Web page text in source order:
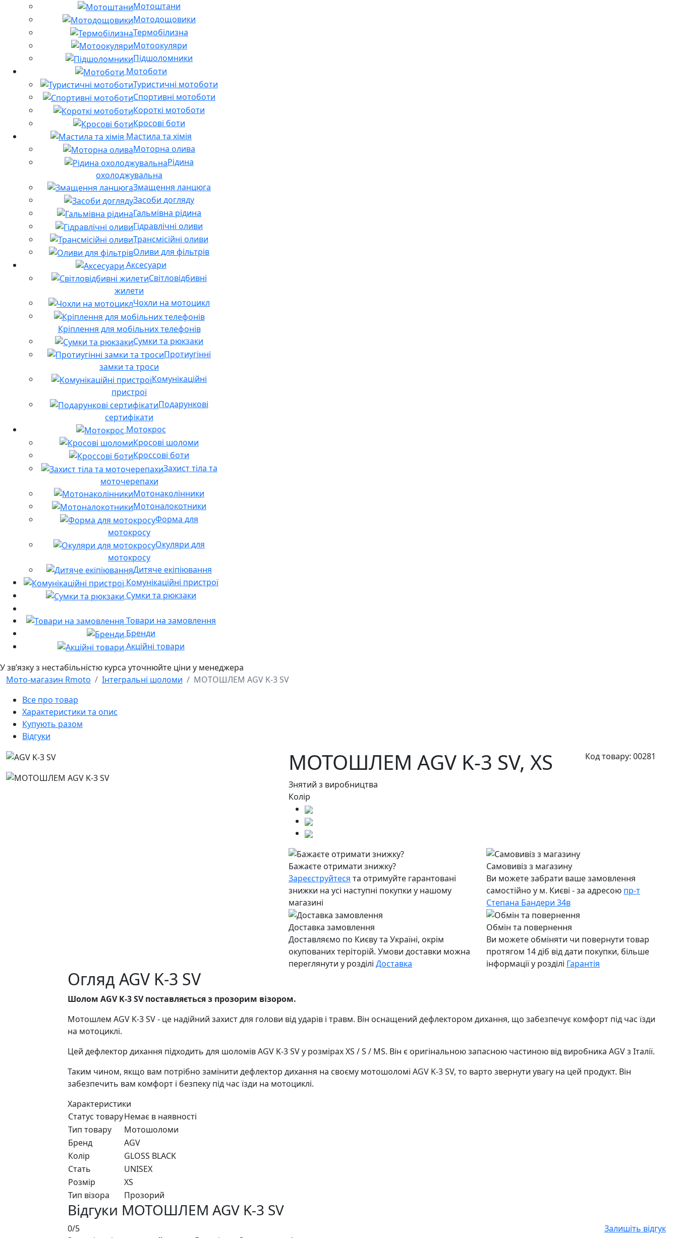
Мотоштани
Мотодощовики
Термобілизна
Мотоокуляри
Підшоломники
Мотоботи
Туристичні мотоботи
Спортивні мотоботи
Короткі мотоботи
Кросові боти
Мастила та хімія
Моторна олива
Рідина
охолоджувальна
Змащення ланцюга
Засоби догляду
Гальмівна рідина
Гідравлічні оливи
Трансмісійні оливи
Оливи для фільтрів
Аксесуари
Світловідбивні
жилети
Чохли на мотоцикл
Кріплення для мобільних телефонів
Сумки та рюкзаки
Протиугінні
замки та троси
Комунікаційні
пристрої
Подарункові
сертифікати
Мотокрос
Кросові шоломи
Кроссові боти
Захист тіла та
моточерепахи
Мотонаколінники
Мотоналокотники
Форма для
мотокросу
Окуляри для
мотокросу
Дитяче екіпіювання
Комунікаційні пристрої
Сумки та рюкзаки
Товари на замовлення
Бренди
Акційні товари
У звʼязку з нестабільністю курса уточнюйте ціни у менеджера
Мото-магазин Rmoto
Інтегральні шоломи
МОТОШЛЕМ AGV K-3 SV
Все про товар
Характеристики та опис
Купують разом
Відгуки
МОТОШЛЕМ AGV K-3 SV, XS
Знятий з виробництва
Код товару: 00281
Колір
Бажаєте отримати знижку?
Зареєструйтеся та отримуйте гарантовані
знижки на усі наступні покупки у нашому
магазині
Самовивіз з магазину
Ви можете забрати ваше замовлення
самостійно у м. Києві - за адресою пр-т
Степана Бандери 34в
Доставка замовлення
Доставляємо по Києву та Україні, окрім
окупованих теріторій. Умови доставки можна
переглянути у розділі Доставка
Обмін та повернення
Ви можете обміняти чи повернути товар
протягом 14 діб від дати покупки, більше
інформації у розділі Гарантія
Огляд AGV K-3 SV
Шолом AGV K-3 SV поставляється з прозорим візором.
Мотошлем AGV K-3 SV - це надійний захист для голови від ударів і травм. Він оснащений дефлектором дихання, що забезпечує комфорт під час їзди
на мотоциклі.
Цей дефлектор дихання підходить для шоломів AGV K-3 SV у розмірах XS / S / MS. Він є оригінальною запасною частиною від виробника AGV з Італії.
Таким чином, якщо вам потрібно замінити дефлектор дихання на своєму мотошоломі AGV K-3 SV, то варто звернути увагу на цей продукт. Він
забезпечить вам комфорт і безпеку під час їзди на мотоциклі.
Характеристики
Статус товаруНемає в наявності
Тип товару
Мотошоломи
Бренд
AGV
Колір
GLOSS BLACK
Стать
UNISEX
Розмір
XS
Тип візора
Прозорий
Відгуки МОТОШЛЕМ AGV K-3 SV
0/5
Залишіть відгук